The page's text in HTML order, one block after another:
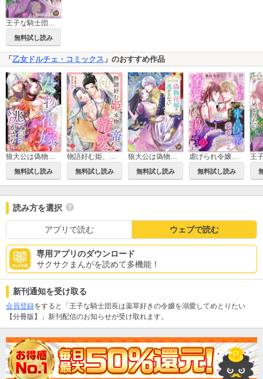
王子な騎士団長は薬草好きの令嬢を溺愛してめとりたい
無料試し読み
「 乙女ドルチェ・コミックス 」のおすすめ作品
狼大公は偽物花嫁を逃がさない【分冊版】
無料試し読み
物語好む姫、本物の帝からまさかの寵愛！ 平安新婚絵巻【分冊版】
無料試し読み
狼大公は偽物花嫁を逃がさない【単行本版限定描きおろし付き】
無料試し読み
虐げられ令嬢ですが、氷の侯爵が豹変したら溺愛が熱すぎて蕩けそうです【分冊版】
無料試し読み
読み方を選択
アプリで読む ウェブで読む
専用アプリのダウンロード
サクサクまんがを読めて多機能！
新刊通知を受け取る
会員登録をすると「王子な騎士団長は薬草好きの令嬢を溺愛してめとりたい
【分冊版】」新刊配信のお知らせが受け取れます。